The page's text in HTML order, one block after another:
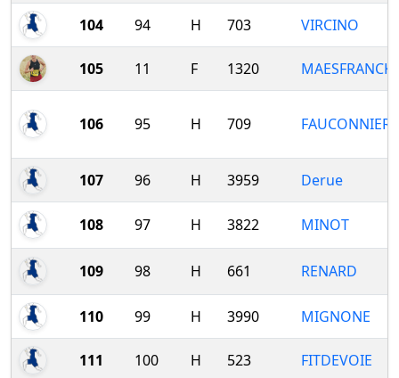
104 94 H 703 VIRCINO
105 11 F 1320
106 95 H 709 FAUCONNIER
107 96 H 3959 Derue
108 97 H 3822 MINOT
109 98 H 661 RENARD
110 99 H 3990 MIGNONE
111 100 H 523 FITDEVOIE